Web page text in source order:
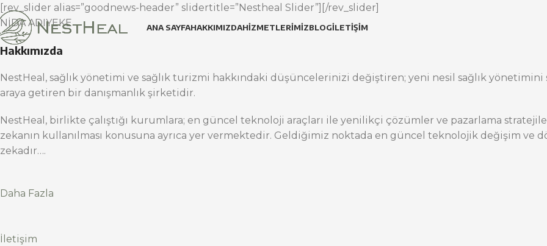
ANA SAYFAHAKKIMIZDAHIZMETLERIMIZBLOGİLETIŞIM
[rev_slider alias=”goodnews-header” slidertitle=”Nestheal Slider”][/rev_slider]
NİDA ADIYEKE
Hakkımızda
NestHeal, sağlık yönetimi ve sağlık turizmi hakkındaki düşüncelerinizi değiştiren; yeni nesil sağlık
araya getiren bir danışmanlık şirketidir.
NestHeal, birlikte çalıştığı kurumlara; en güncel teknoloji araçları ile yenilikçi çözümler ve pazarlama
zekanın kullanılması konusuna ayrıca yer vermektedir. Geldiğimiz noktada en güncel teknolojik değişim ve
zekadır….
Daha Fazla
İletişim